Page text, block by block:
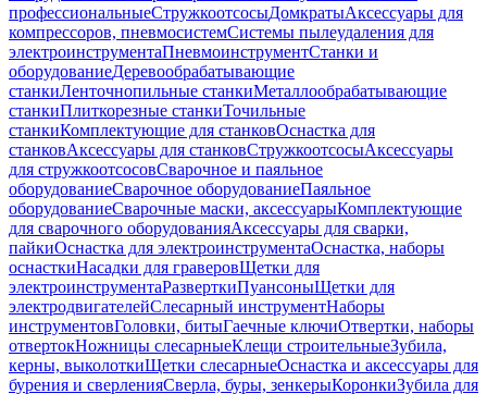
профессиональныеСтружкоотсосыДомкратыАксессуары для
компрессоров, пневмосистемСистемы пылеудаления для
электроинструментаПневмоинструментСтанки и
оборудованиеДеревообрабатывающие
станкиЛенточнопильные станкиМеталлообрабатывающие
станкиПлиткорезные станкиТочильные
станкиКомплектующие для станковОснастка для
станковАксессуары для станковСтружкоотсосыАксессуары
для стружкоотсосовСварочное и паяльное
оборудованиеСварочное оборудованиеПаяльное
оборудованиеСварочные маски, аксессуарыКомплектующие
для сварочного оборудованияАксессуары для сварки,
пайкиОснастка для электроинструментаОснастка, наборы
оснасткиНасадки для граверовЩетки для
электроинструментаРазверткиПуансоныЩетки для
электродвигателейСлесарный инструментНаборы
инструментовГоловки, битыГаечные ключиОтвертки, наборы
отвертокНожницы слесарныеКлещи строительныеЗубила,
керны, выколоткиЩетки слесарныеОснастка и аксессуары для
бурения и сверленияСверла, буры, зенкерыКоронкиЗубила для